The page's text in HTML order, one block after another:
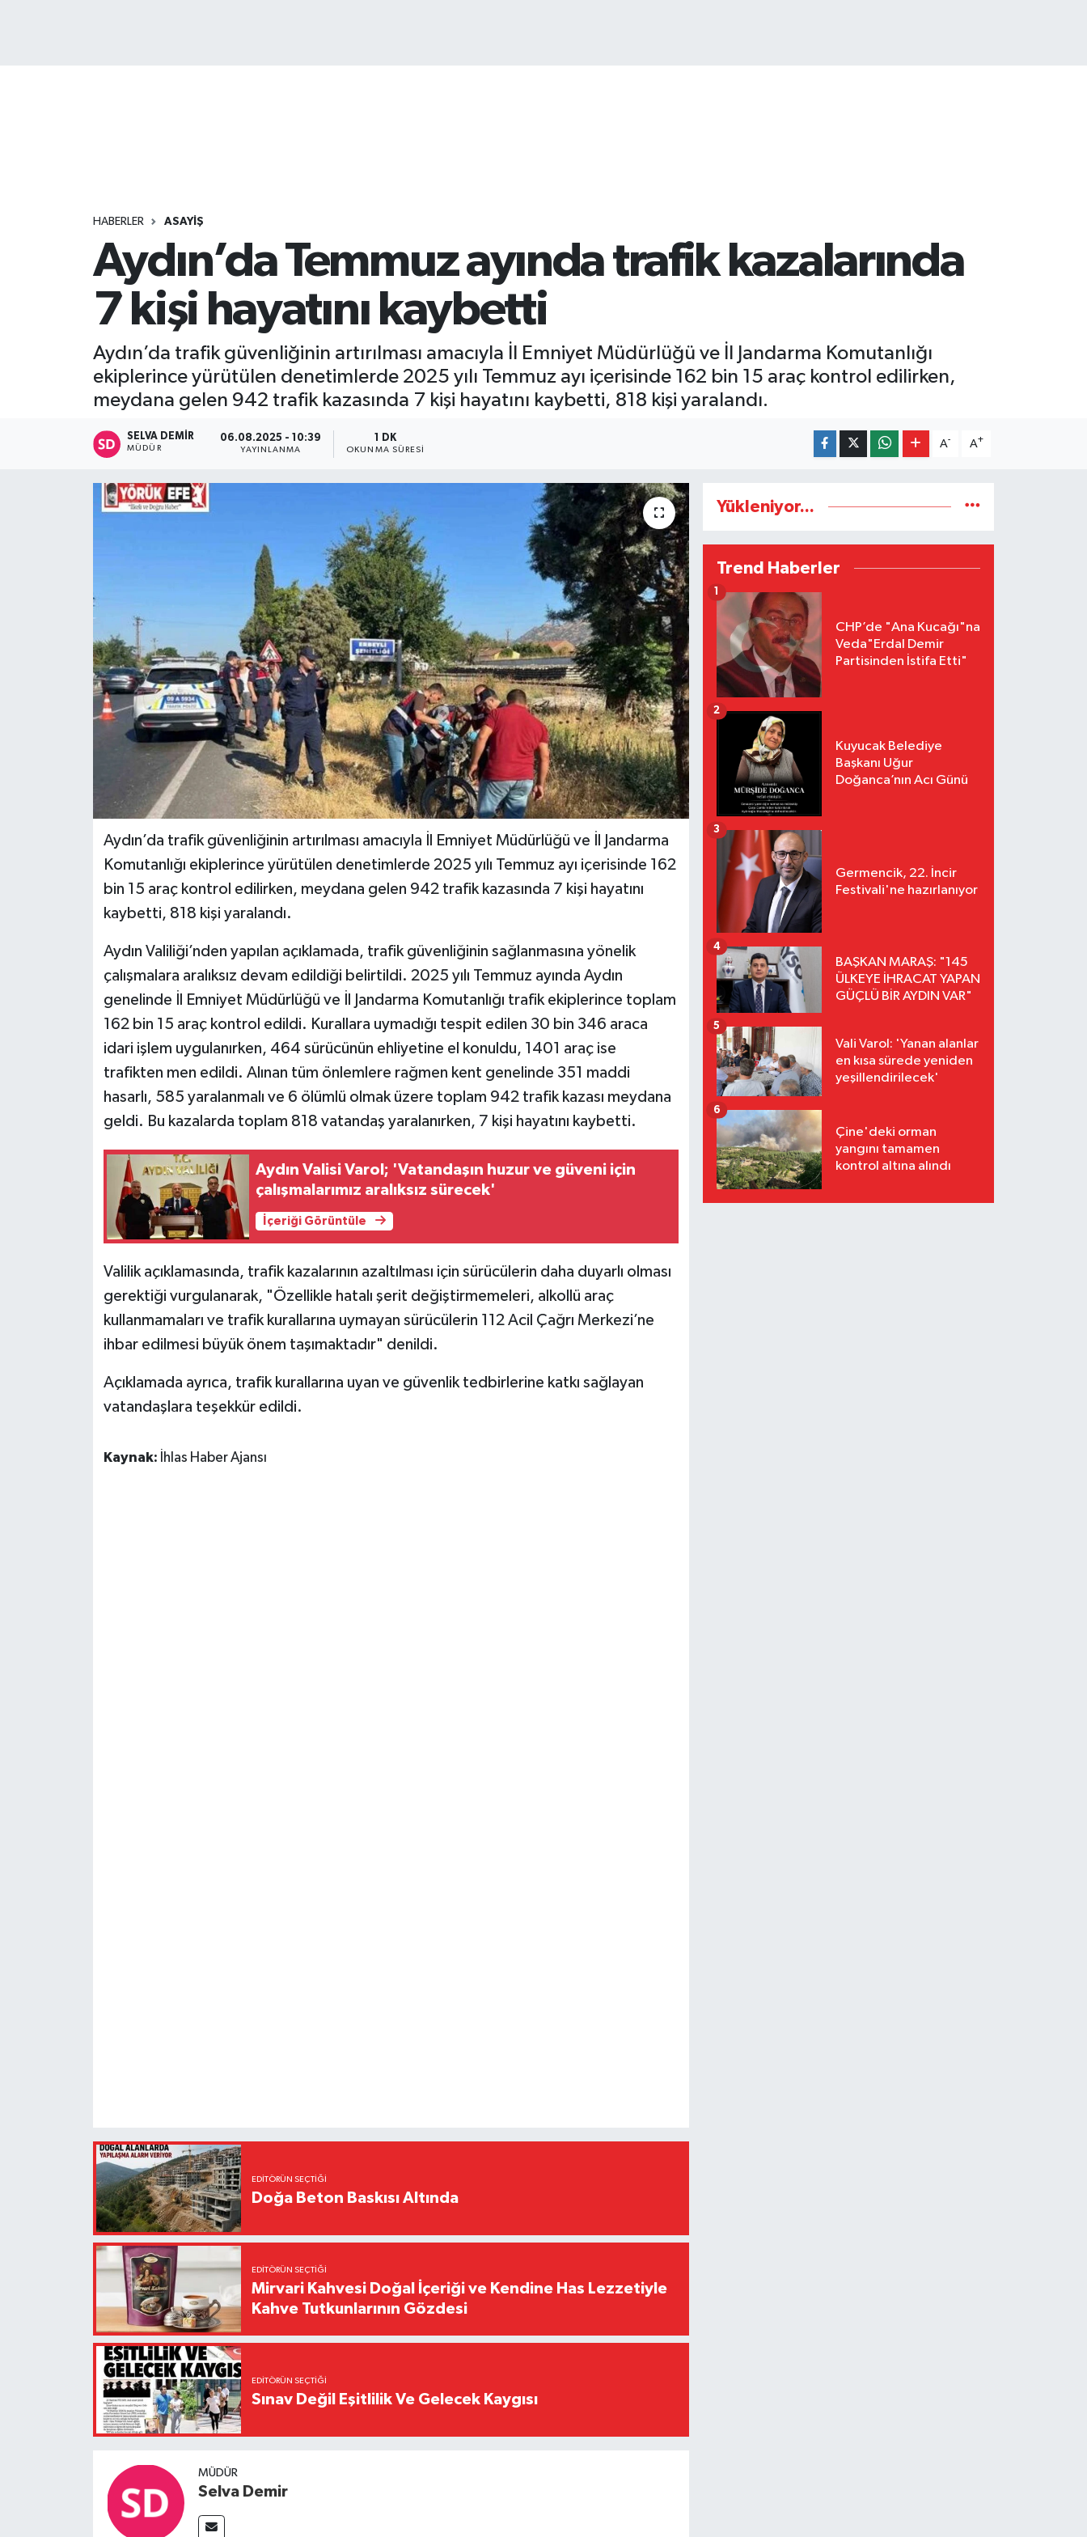
HABERLER ASAYİŞ
Aydın’da Temmuz ayında trafik kazalarında
7 kişi hayatını kaybetti
Aydın’da trafik güvenliğinin artırılması amacıyla İl Emniyet Müdürlüğü ve İl Jandarma Komutanlığı
ekiplerince yürütülen denetimlerde 2025 yılı Temmuz ayı içerisinde 162 bin 15 araç kontrol edilirken,
meydana gelen 942 trafik kazasında 7 kişi hayatını kaybetti, 818 kişi yaralandı.
SELVA DEMIR
MÜDÜR
06.08.2025 - 10:39
YAYINLANMA
1 DK
OKUNMA SÜRESI
A- A+
Aydın’da trafik güvenliğinin artırılması amacıyla İl Emniyet Müdürlüğü ve İl Jandarma
Komutanlığı ekiplerince yürütülen denetimlerde 2025 yılı Temmuz ayı içerisinde 162
bin 15 araç kontrol edilirken, meydana gelen 942 trafik kazasında 7 kişi hayatını
kaybetti, 818 kişi yaralandı.
Aydın Valiliği’nden yapılan açıklamada, trafik güvenliğinin sağlanmasına yönelik
çalışmalara aralıksız devam edildiği belirtildi. 2025 yılı Temmuz ayında Aydın
genelinde İl Emniyet Müdürlüğü ve İl Jandarma Komutanlığı trafik ekiplerince toplam
162 bin 15 araç kontrol edildi. Kurallara uymadığı tespit edilen 30 bin 346 araca
idari işlem uygulanırken, 464 sürücünün ehliyetine el konuldu, 1401 araç ise
trafikten men edildi. Alınan tüm önlemlere rağmen kent genelinde 351 maddi
hasarlı, 585 yaralanmalı ve 6 ölümlü olmak üzere toplam 942 trafik kazası meydana
geldi. Bu kazalarda toplam 818 vatandaş yaralanırken, 7 kişi hayatını kaybetti.
Aydın Valisi Varol; 'Vatandaşın huzur ve güveni için
çalışmalarımız aralıksız sürecek'
İçeriği Görüntüle
Valilik açıklamasında, trafik kazalarının azaltılması için sürücülerin daha duyarlı olması
gerektiği vurgulanarak, "Özellikle hatalı şerit değiştirmemeleri, alkollü araç
kullanmamaları ve trafik kurallarına uymayan sürücülerin 112 Acil Çağrı Merkezi’ne
ihbar edilmesi büyük önem taşımaktadır" denildi.
Açıklamada ayrıca, trafik kurallarına uyan ve güvenlik tedbirlerine katkı sağlayan
vatandaşlara teşekkür edildi.
Kaynak: İhlas Haber Ajansı
EDITÖRÜN SEÇTIĞI
Doğa Beton Baskısı Altında
EDITÖRÜN SEÇTIĞI
Mirvari Kahvesi Doğal İçeriği ve Kendine Has Lezzetiyle
Kahve Tutkunlarının Gözdesi
EDITÖRÜN SEÇTIĞI
Sınav Değil Eşitlilik Ve Gelecek Kaygısı
MÜDÜR
Selva Demir
Yükleniyor...
Trend Haberler
CHP’de "Ana Kucağı"na
Veda"Erdal Demir
Partisinden İstifa Etti"
1
Kuyucak Belediye
Başkanı Uğur
Doğanca’nın Acı Günü
2
Germencik, 22. İncir
Festivali'ne hazırlanıyor
3
BAŞKAN MARAŞ: "145
ÜLKEYE İHRACAT YAPAN
GÜÇLÜ BİR AYDIN VAR"
4
Vali Varol: 'Yanan alanlar
en kısa sürede yeniden
yeşillendirilecek'
5
Çine'deki orman
yangını tamamen
kontrol altına alındı
6